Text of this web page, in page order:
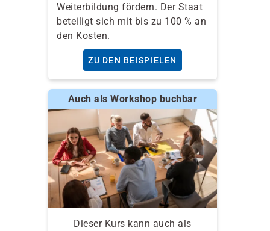
Weiterbildung fördern. Der Staat
beteiligt sich mit bis zu 100 % an
den Kosten.
ZU DEN BEISPIELEN
Auch als Workshop buchbar
Dieser Kurs kann auch als